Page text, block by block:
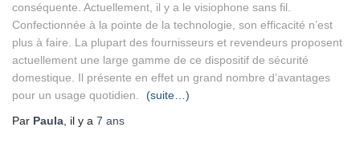
conséquente. Actuellement, il y a le visiophone sans fil.
Confectionnée à la pointe de la technologie, son efficacité n’est
plus à faire. La plupart des fournisseurs et revendeurs proposent
actuellement une large gamme de ce dispositif de sécurité
domestique. Il présente en effet un grand nombre d’avantages
pour un usage quotidien.
(suite…)
Par Paula, il y a 7 ans